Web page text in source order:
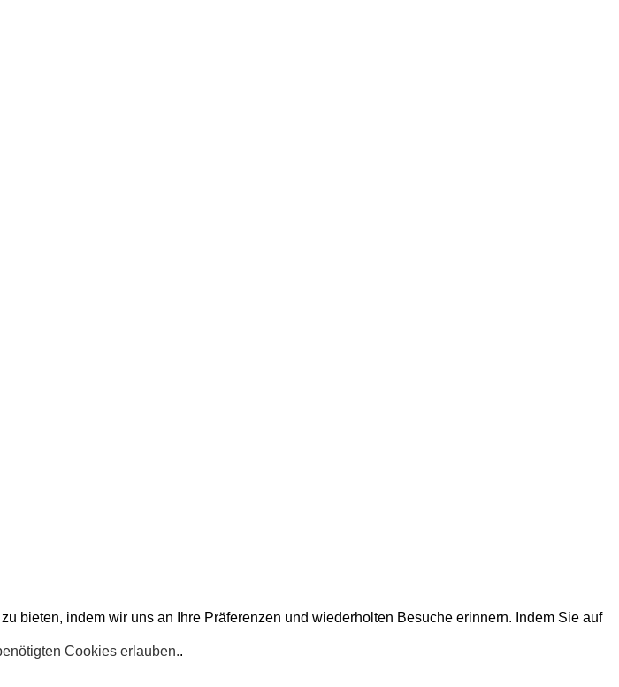
bieten, indem wir uns an Ihre Präferenzen und wiederholten Besuche erinnern. Indem Sie auf
Cookies erlauben..